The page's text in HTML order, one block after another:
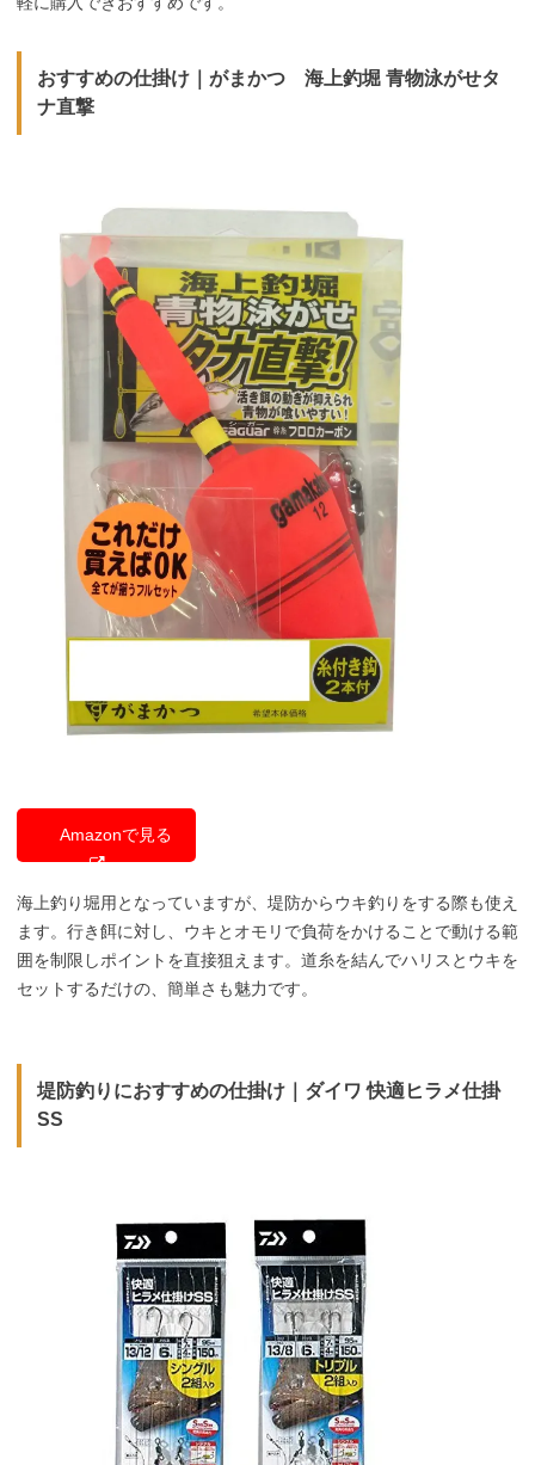
おすすめの仕掛け｜がまかつ 海上釣堀 青物泳がせタ
ナ直撃
Amazonで見る
海上釣り堀用となっていますが、堤防からウキ釣りをする際も使え
ます。行き餌に対し、ウキとオモリで負荷をかけることで動ける範
囲を制限しポイントを直接狙えます。道糸を結んでハリスとウキを
セットするだけの、簡単さも魅力です。
堤防釣りにおすすめの仕掛け｜ ダイワ 快適ヒラメ仕掛
SS